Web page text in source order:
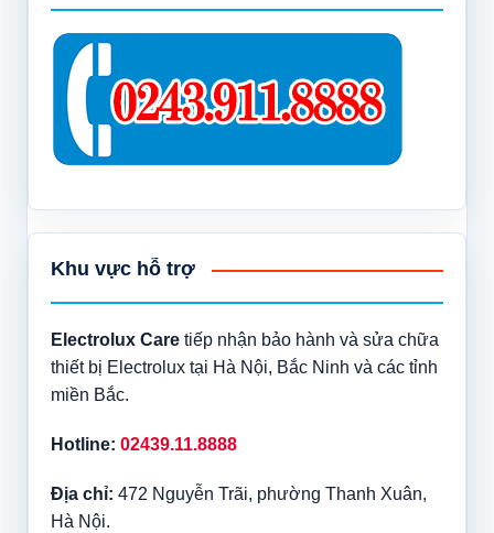
Khu vực hỗ trợ
Electrolux Caretiếp nhận bảo hành và sửa chữa
thiết bị Electrolux tại Hà Nội, Bắc Ninh và các tỉnh
miền Bắc.
Hotline: 02439.11.8888
Địa chỉ: 472 Nguyễn Trãi, phường Thanh Xuân,
Hà Nội.